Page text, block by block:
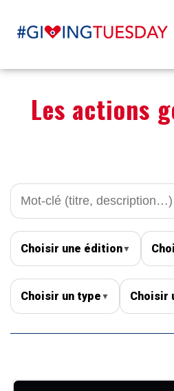
Les actions
Choisir une édition▼
Choisir un type ▼ Choisir